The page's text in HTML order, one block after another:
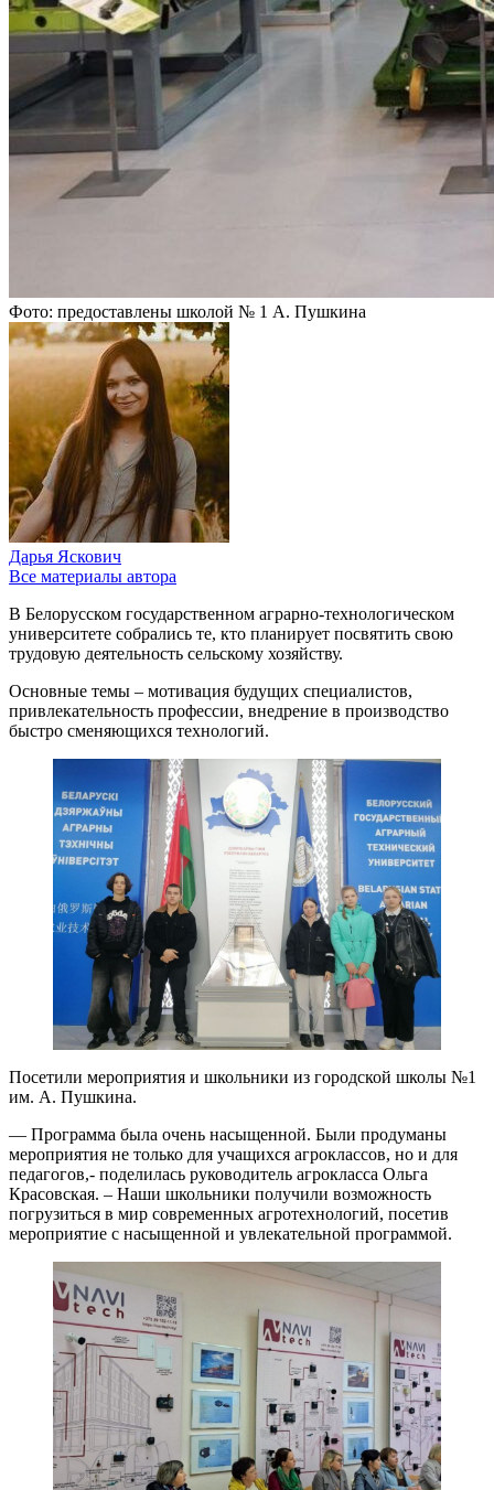
Фото: предоставлены школой № 1 А. Пушкина
Дарья Яскович
Все материалы автора
В Белорусском государственном аграрно-технологическом
университете собрались те, кто планирует посвятить свою
трудовую деятельность сельскому хозяйству.
Основные темы – мотивация будущих специалистов,
привлекательность профессии, внедрение в производство
быстро сменяющихся технологий.
Посетили мероприятия и школьники из городской школы №1
им. А. Пушкина.
— Программа была очень насыщенной. Были продуманы
мероприятия не только для учащихся агроклассов, но и для
педагогов,- поделилась руководитель агрокласса Ольга
Красовская. – Наши школьники получили возможность
погрузиться в мир современных агротехнологий, посетив
мероприятие с насыщенной и увлекательной программой.